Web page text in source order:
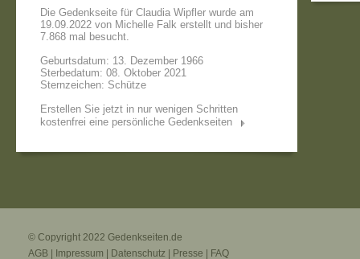
Die Gedenkseite für Claudia Wipfler wurde am
19.09.2022 von Michelle Falk erstellt und bisher
7.868 mal besucht.
Geburtsdatum: 13. Dezember 1966
Sterbedatum: 08. Oktober 2021
Sternzeichen: Schütze
Erstellen Sie jetzt in nur wenigen Schritten
kostenfrei eine persönliche Gedenkseiten
© Copyright 2022 Gedenkseiten.de
AGB
Impressum Datenschutz Presse
FAQ